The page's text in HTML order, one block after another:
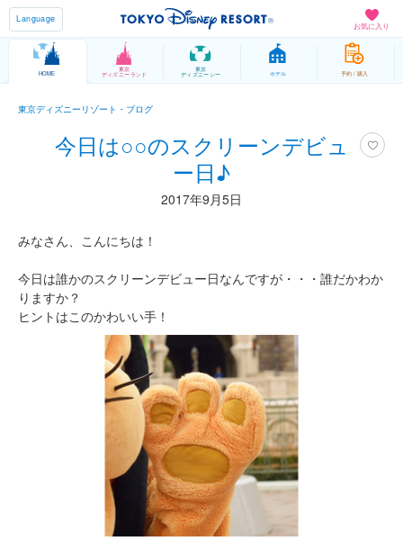
お気に入り
Language
HOME
東京
ディズニーランド
東京
ディズニーシー ホテル 予約 / 購入
東京ディズニーリゾート・ブログ
今日は○○のスクリーンデビュ
ー日♪
2017年9月5日
みなさん、こんにちは！
今日は誰かのスクリーンデビュー日なんですが・・・誰だかわか
りますか？
ヒントはこのかわいい手！